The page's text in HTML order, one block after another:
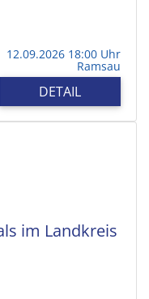
12.09.2026 18:00 Uhr
Ramsau
DETAIL
im Landkreis